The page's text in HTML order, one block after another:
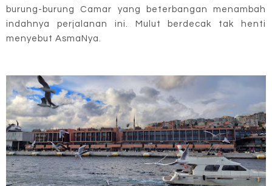
burung-burung Camar yang beterbangan menambah
indahnya perjalanan ini. Mulut berdecak tak henti
menyebut AsmaNya.